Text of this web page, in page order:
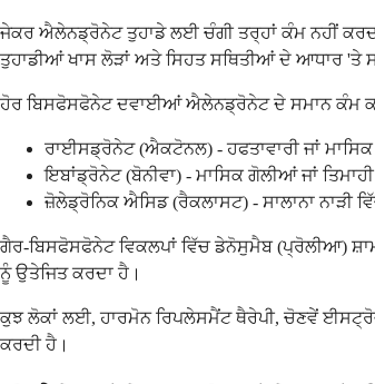
ਜੇਕਰ ਐਲੇਨਡ੍ਰੋਨੇਟ ਤੁਹਾਡੇ ਲਈ ਚੰਗੀ ਤਰ੍ਹਾਂ ਕੰਮ ਨਹੀਂ
ਤੁਹਾਡੀਆਂ ਖਾਸ ਲੋੜਾਂ ਅਤੇ ਸਿਹਤ ਸਥਿਤੀਆਂ ਦੇ ਆਧਾਰ 'ਤੇ
ਹੋਰ ਬਿਸਫੋਸਫੋਨੇਟ ਦਵਾਈਆਂ ਐਲੇਨਡ੍ਰੋਨੇਟ ਦੇ ਸਮਾਨ ਕੰਮ
ਰਾਈਸਡ੍ਰੋਨੇਟ (ਐਕਟੋਨਲ) - ਹਫਤਾਵਾਰੀ ਜਾਂ
ਇਬਾਂਡ੍ਰੋਨੇਟ (ਬੋਨੀਵਾ) - ਮਾਸਿਕ ਗੋਲੀਆਂ ਜਾਂ
ਜ਼ੋਲੇਡ੍ਰੋਨਿਕ ਐਸਿਡ (ਰੈਕਲਾਸਟ) - ਸਾਲਾਨਾ ਨਾੜੀ
ਗੈਰ-ਬਿਸਫੋਸਫੋਨੇਟ ਵਿਕਲਪਾਂ ਵਿੱਚ ਡੇਨੋਸੁਮੈਬ (ਪ੍ਰੋਲੀਆ)
ਨੂੰ ਉਤੇਜਿਤ ਕਰਦਾ ਹੈ।
ਕੁਝ ਲੋਕਾਂ ਲਈ, ਹਾਰਮੋਨ ਰਿਪਲੇਸਮੈਂਟ ਥੈਰੇਪੀ, ਚੋਣਵੇਂ
ਕਰਦੀ ਹੈ।